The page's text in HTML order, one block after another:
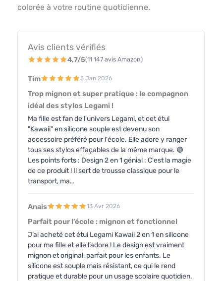
colorée à votre routine quotidienne.
Avis clients vérifiés
4,7/5(11 147 avis Amazon)
Tim 5 Jan 2026
Trop mignon et super pratique : le compagnon
idéal des stylos Legami !
​Ma fille est fan de l'univers Legami, et cet étui
"Kawaii" en silicone souple est devenu son
accessoire préféré pour l'école. Elle adore y ranger
tous ses stylos effaçables de la même marque. ​🟢
Les points forts : ​Design 2 en 1 génial : C'est la magie
de ce produit ! Il sert de trousse classique pour le
transport, ma…
Anais 13 Avr 2026
Parfait pour l’école : mignon et fonctionnel
J’ai acheté cet étui Legami Kawaii 2 en 1 en silicone
pour ma fille et elle l’adore ! Le design est vraiment
mignon et original, parfait pour les enfants. Le
silicone est souple mais résistant, ce qui le rend
pratique et durable pour un usage scolaire quotidien.